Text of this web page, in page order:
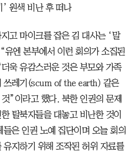
원색 비난 후 떠나
고 마이크를 잡은 김 대사는 ‘말
유엔 본부에서 이런 회의가 소집된
욱 유감스러운 것은 부모와 가족
쓰레기(scum of the earth) 같은
”이라고 했다. 북한 인권의 문제
탈북자들을 대놓고 비난한 것이
은 인권 노예 집단이며 오늘 회의
지하기 위해 조작된 허위 자료를